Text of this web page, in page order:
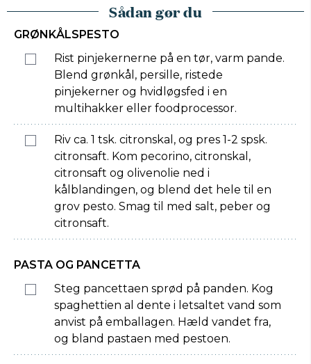
Sådan gør du
GRØNKÅLSPESTO
Rist pinjekernerne på en tør, varm pande.
Blend grønkål, persille, ristede
pinjekerner og hvidløgsfed i en
multihakker eller foodprocessor.
Riv ca. 1 tsk. citronskal, og pres 1-2 spsk.
citronsaft. Kom pecorino, citronskal,
citronsaft og olivenolie ned i
kålblandingen, og blend det hele til en
grov pesto. Smag til med salt, peber og
citronsaft.
PASTA OG PANCETTA
Steg pancettaen sprød på panden. Kog
spaghettien al dente i letsaltet vand som
anvist på emballagen. Hæld vandet fra,
og bland pastaen med pestoen.